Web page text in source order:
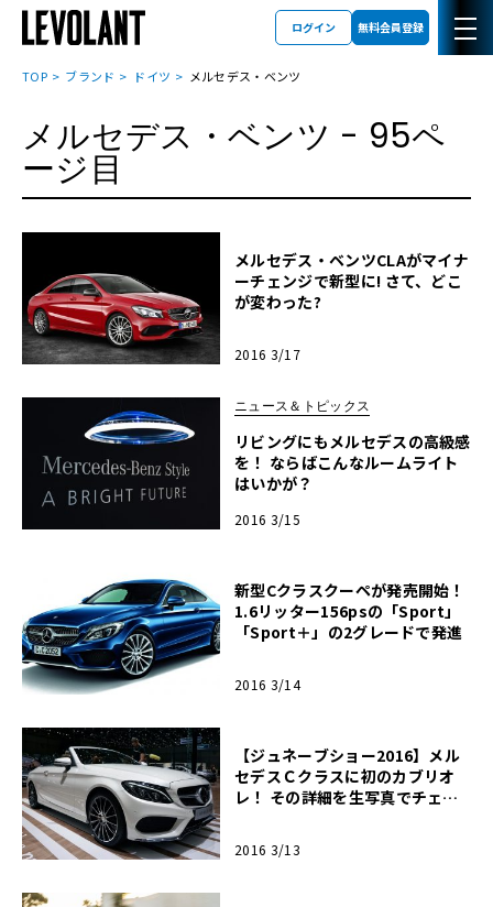
ログイン 無料会員登録
TOP ブランド ドイツ メルセデス・ベンツ
メルセデス・ベンツ - 95ペ
ージ目
メルセデス・ベンツCLAがマイナ
ーチェンジで新型に! さて、どこ
が変わった?
2016 3/17
ニュース＆トピックス
リビングにもメルセデスの高級感
を！ ならばこんなルームライト
はいかが？
2016 3/15
新型Cクラスクーペが発売開始！
1.6リッター156psの「Sport」
「Sport＋」の2グレードで発進
2016 3/14
【ジュネーブショー2016】メル
セデスＣクラスに初のカブリオ
レ！ その詳細を生写真でチェッ
2016 3/13